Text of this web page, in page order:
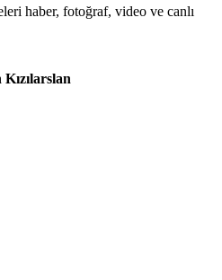
haber, fotoğraf, video ve canlı
AA; hazırladığı bu yıllıkla
derlenmiş bir seçki sunuyor,
tarihe not düşüyor.